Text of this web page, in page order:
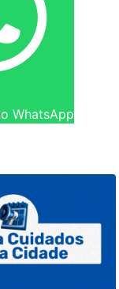
WhatsApp